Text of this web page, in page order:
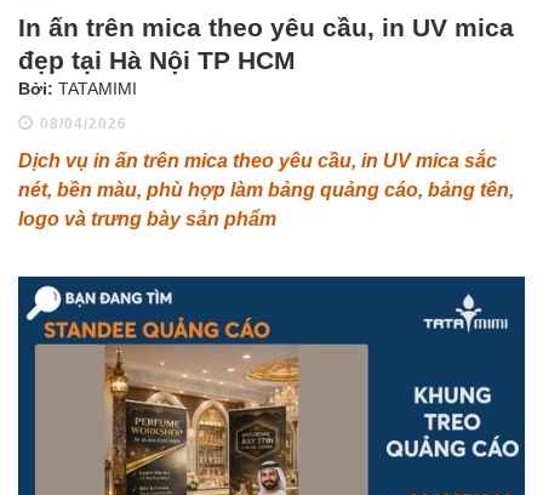
In ấn trên mica theo yêu cầu, in UV mica
đẹp tại Hà Nội TP HCM
Bởi: TATAMIMI
08/04/2026
Dịch vụ in ấn trên mica theo yêu cầu, in UV mica sắc
nét, bền màu, phù hợp làm bảng quảng cáo, bảng tên,
logo và trưng bày sản phẩm